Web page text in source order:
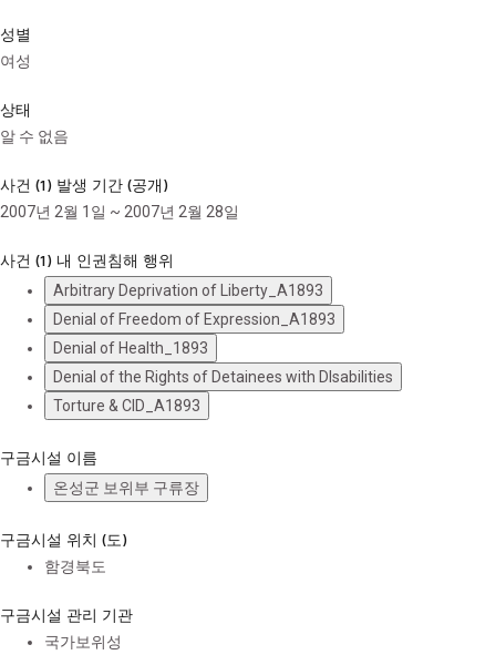
성별
여성
상태
알 수 없음
사건 (1) 발생 기간 (공개)
2007년 2월 1일 ~ 2007년 2월 28일
사건 (1) 내 인권침해 행위
Arbitrary Deprivation of Liberty_A1893
Denial of Freedom of Expression_A1893
Denial of Health_1893
Denial of the Rights of Detainees with DIsabilities
Torture & CID_A1893
구금시설 이름
온성군 보위부 구류장
구금시설 위치 (도)
함경북도
구금시설 관리 기관
국가보위성